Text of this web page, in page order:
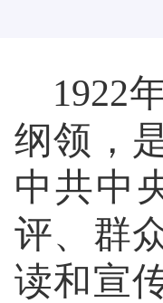
1922
纲领，
中共中
评、群
读和宣